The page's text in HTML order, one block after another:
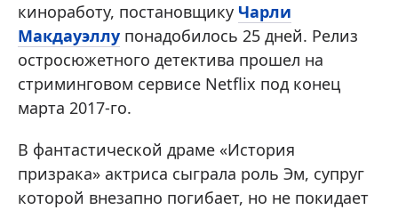
киноработу, постановщику Чарли
Макдауэллу понадобилось 25 дней. Релиз
остросюжетного детектива прошел на
стриминговом сервисе Netflix под конец
марта 2017-го.
В фантастической драме «История
призрака» актриса сыграла роль Эм, супруг
которой внезапно погибает, но не покидает